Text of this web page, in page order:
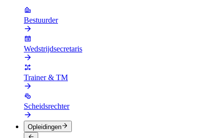
Bestuurder
Wedstrijdsecretaris
Trainer & TM
Scheidsrechter
Opleidingen